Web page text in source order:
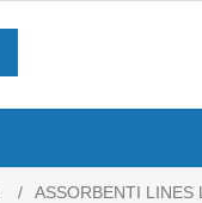
/ ASSORBENTI LINES